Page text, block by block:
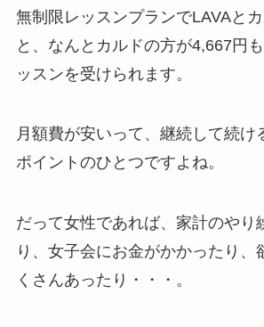
無制限レッスンプランでLAVAと
と、なんと カルドの方が4,667円
ッスンを受けられます。
月額費が安いって、継続して続け
ポイントのひとつですよね。
だって女性であれば、家計のやり
り、女子会にお金がかかったり、
くさんあったり・・・。